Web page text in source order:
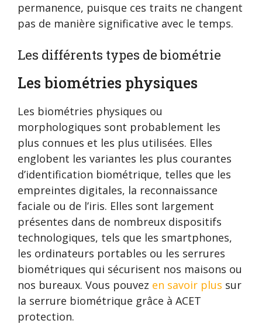
permanence, puisque ces traits ne changent
pas de manière significative avec le temps.
Les différents types de biométrie
Les biométries physiques
Les biométries physiques ou
morphologiques sont probablement les
plus connues et les plus utilisées. Elles
englobent les variantes les plus courantes
d’identification biométrique, telles que les
empreintes digitales, la reconnaissance
faciale ou de l’iris. Elles sont largement
présentes dans de nombreux dispositifs
technologiques, tels que les smartphones,
les ordinateurs portables ou les serrures
biométriques qui sécurisent nos maisons ou
nos bureaux. Vous pouvez en savoir plus sur
la serrure biométrique grâce à ACET
protection.